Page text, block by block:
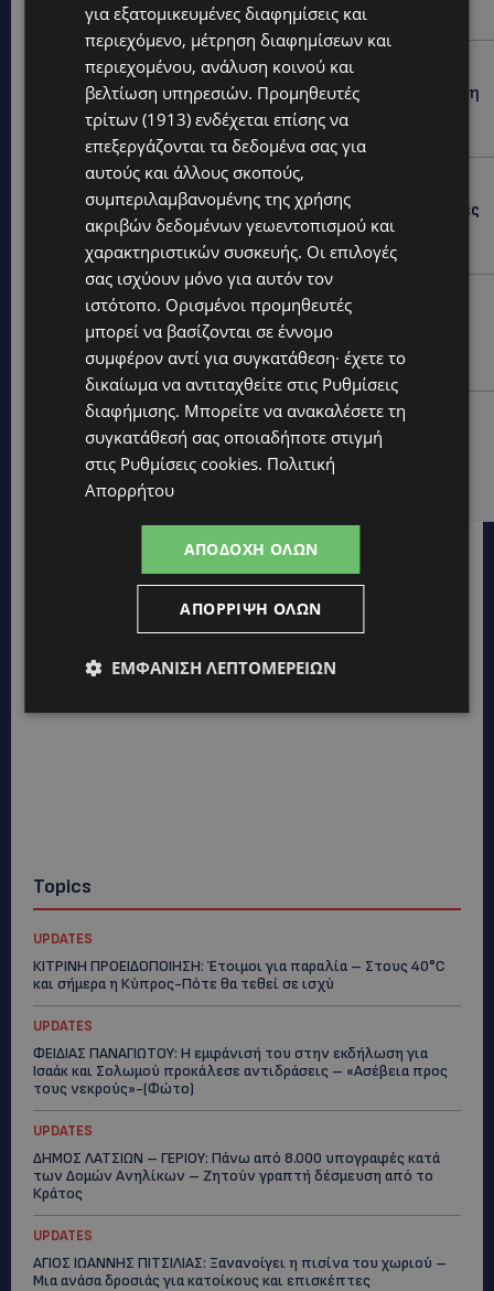
ισχύ
UPDATES
ΦΕΙΔΙΑΣ ΠΑΝΑΓΙΩΤΟΥ: Η εμφάνισή του στην εκδήλωση
για Ισαάκ και Σολωμού προκάλεσε αντιδράσεις –
«Ασέβεια προς τους νεκρούς»-(Φώτο)
UPDATES
ΔΗΜΟΣ ΛΑΤΣΙΩΝ – ΓΕΡΙΟΥ: Πάνω από 8.000 υπογραφές
κατά των Δομών Ανηλίκων – Ζητούν γραπτή
δέσμευση από το Κράτος
UPDATES
ΑΓΙΟΣ ΙΩΑΝΝΗΣ ΠΙΤΣΙΛΙΑΣ: Ξανανοίγει η πισίνα του
χωριού – Μια ανάσα δροσιάς για κατοίκους και
επισκέπτες
LIFESTYLE
ΕΛΕΝΑ ΠΑΠΑΔΟΠΟΥΛΟΥ: Από τη σκηνή στην
Αντιπροεδρία του ΘΟΚ – «Μεγάλη τιμή και μεγάλη
ευθύνη»
Topics
UPDATES
ΚΙΤΡΙΝΗ ΠΡΟΕΙΔΟΠΟΙΗΣΗ: Έτοιμοι για παραλία – Στους 40°C
και σήμερα η Κύπρος-Πότε θα τεθεί σε ισχύ
UPDATES
ΦΕΙΔΙΑΣ ΠΑΝΑΓΙΩΤΟΥ: Η εμφάνισή του στην εκδήλωση για
Ισαάκ και Σολωμού προκάλεσε αντιδράσεις – «Ασέβεια προς
τους νεκρούς»-(Φώτο)
UPDATES
ΔΗΜΟΣ ΛΑΤΣΙΩΝ – ΓΕΡΙΟΥ: Πάνω από 8.000 υπογραφές κατά
των Δομών Ανηλίκων – Ζητούν γραπτή δέσμευση από το
Κράτος
UPDATES
ΑΓΙΟΣ ΙΩΑΝΝΗΣ ΠΙΤΣΙΛΙΑΣ: Ξανανοίγει η πισίνα του χωριού –
Μια ανάσα δροσιάς για κατοίκους και επισκέπτες
για εξατομικευμένες διαφημίσεις και
περιεχόμενο, μέτρηση διαφημίσεων και
περιεχομένου, ανάλυση κοινού και
βελτίωση υπηρεσιών. Προμηθευτές
τρίτων (1913) ενδέχεται επίσης να
επεξεργάζονται τα δεδομένα σας για
αυτούς και άλλους σκοπούς,
συμπεριλαμβανομένης της χρήσης
ακριβών δεδομένων γεωεντοπισμού και
χαρακτηριστικών συσκευής. Οι επιλογές
σας ισχύουν μόνο για αυτόν τον
ιστότοπο. Ορισμένοι προμηθευτές
μπορεί να βασίζονται σε έννομο
συμφέρον αντί για συγκατάθεση· έχετε το
δικαίωμα να αντιταχθείτε στις Ρυθμίσεις
διαφήμισης. Μπορείτε να ανακαλέσετε τη
συγκατάθεσή σας οποιαδήποτε στιγμή
στις Ρυθμίσεις cookies. Πολιτική
Απορρήτου
ΑΠΟΔΟΧΉ ΌΛΩΝ
ΑΠΌΡΡΙΨΗ ΌΛΩΝ
ΕΜΦΆΝΙΣΗ ΛΕΠΤΟΜΕΡΕΙΏΝ